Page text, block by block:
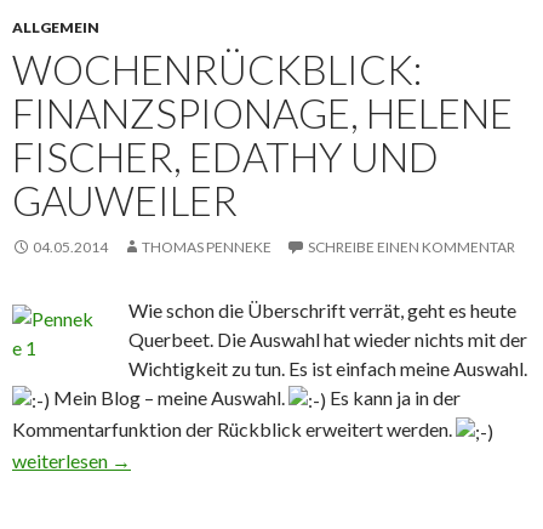
ALLGEMEIN
WOCHENRÜCKBLICK:
FINANZSPIONAGE, HELENE
FISCHER, EDATHY UND
GAUWEILER
04.05.2014 THOMAS PENNEKE SCHREIBE EINEN KOMMENTAR
Wie schon die Überschrift verrät, geht es heute
Querbeet. Die Auswahl hat wieder nichts mit der
Wichtigkeit zu tun. Es ist einfach meine Auswahl.
Mein Blog – meine Auswahl.
Es kann ja in der
Kommentarfunktion der Rückblick erweitert werden.
Wochenrückblick: Finanzspionage, Helene Fischer, Edathy und
weiterlesen →